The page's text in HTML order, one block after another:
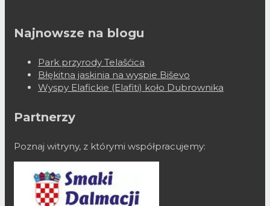
Najnowsze na blogu
Park przyrody Telašćica
Błękitna jaskinia na wyspie Biševo
Wyspy Elafickie (Elafiti) koło Dubrownika
Partnerzy
Poznaj witryny, z którymi współpracujemy: